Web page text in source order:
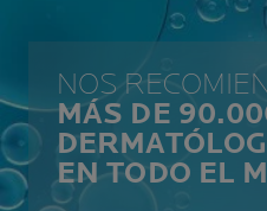
NOS
MÁS DE
EN TODO EL